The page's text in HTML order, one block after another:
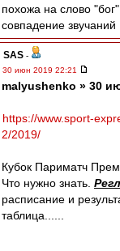
похожа на слово
совпадение звучаний
SAS -
30 июн 2019 22:21
malyushenko » 30
https://www.sport-
2/2019/
Кубок Париматч
Что нужно знать.
расписание и
таблица......